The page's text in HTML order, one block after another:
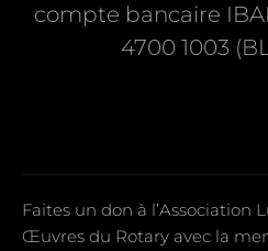
compte bancaire
4700 1003
Faites un don à l’Association
Œuvres du Rotary avec la